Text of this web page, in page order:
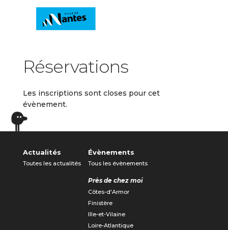
Réservations
Les inscriptions sont closes pour cet
évènement.
Actualités
Toutes les actualités
Évènements
Tous les évènements
Près de chez moi
Côtes-d'Armor
Finistère
Ille-et-Vilaine
Loire-Atlantique